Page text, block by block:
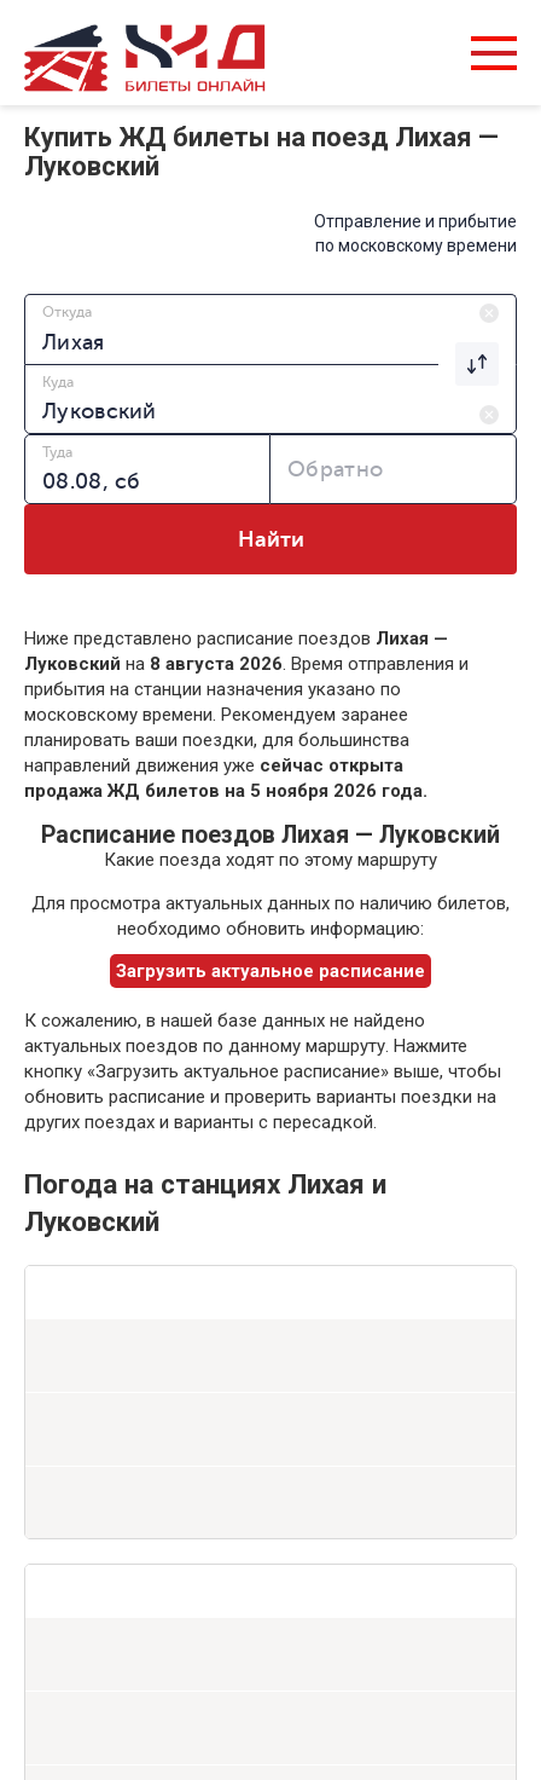
Купить ЖД билеты на поезд Лихая —
Луковский
Отправление и прибытие
по московскому времени
Откуда
Куда
Туда
Обратно
Найти
Ниже представлено расписание поездов Лихая —
Луковский на 8 августа 2026. Время отправления и
прибытия на станции назначения указано по
московскому времени. Рекомендуем заранее
планировать ваши поездки, для большинства
направлений движения уже сейчас открыта
продажа ЖД билетов на 5 ноября 2026 года.
Расписание поездов Лихая — Луковский
Какие поезда ходят по этому маршруту
Для просмотра актуальных данных по наличию билетов,
необходимо обновить информацию:
Загрузить актуальное расписание
К сожалению, в нашей базе данных не найдено
актуальных поездов по данному маршруту. Нажмите
кнопку «Загрузить актуальное расписание» выше, чтобы
обновить расписание и проверить варианты поездки на
других поездах и варианты с пересадкой.
Погода на станциях Лихая и
Луковский